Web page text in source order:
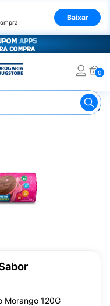
Baixar
0
Biscoito e
Morango 120G